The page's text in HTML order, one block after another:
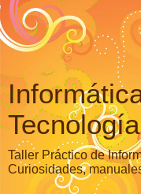
Tecnología
Taller Práctico de
Curiosidades,